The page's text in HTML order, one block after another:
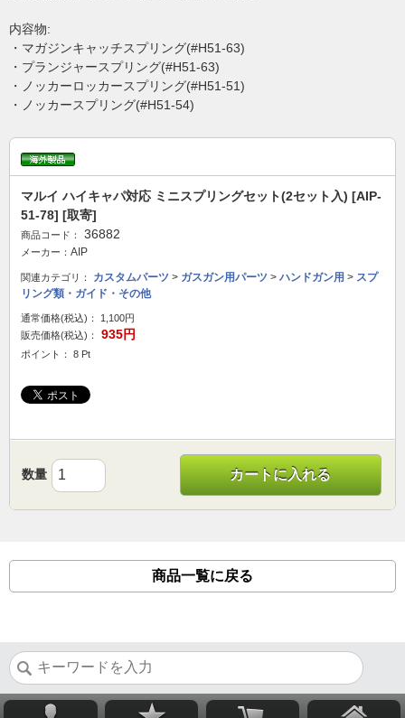
内容物:
・マガジンキャッチスプリング(#H51-63)
・プランジャースプリング(#H51-63)
・ノッカーロッカースプリング(#H51-51)
・ノッカースプリング(#H51-54)
マルイ ハイキャパ対応 ミニスプリングセット(2セット入) [AIP-
51-78] [取寄]
商品コード： 36882
メーカー： AIP
関連カテゴリ： カスタムパーツ > ガスガン用パーツ > ハンドガン用 > スプ
リング類・ガイド・その他
通常価格(税込)：
1,100円
販売価格(税込)：
935円
ポイント： 8 Pt
数量 カートに入れる
商品一覧に戻る